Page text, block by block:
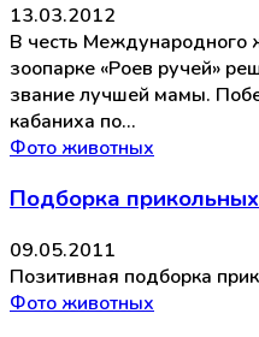
13.03.2012
В честь Международного
зоопарке «Роев ручей»
звание лучшей мамы.
кабаниха по…
Фото животных
Подборка
09.05.2011
Позитивная подборка
Фото животных